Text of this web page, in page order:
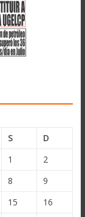
S
D
1
2
8
9
15
16